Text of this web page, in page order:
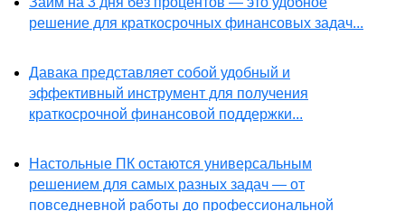
решение для краткосрочных финансовых задач...
Давака представляет собой удобный и
эффективный инструмент для получения
краткосрочной финансовой поддержки...
Настольные ПК остаются универсальным
решением для самых разных задач — от
повседневной работы до профессиональной